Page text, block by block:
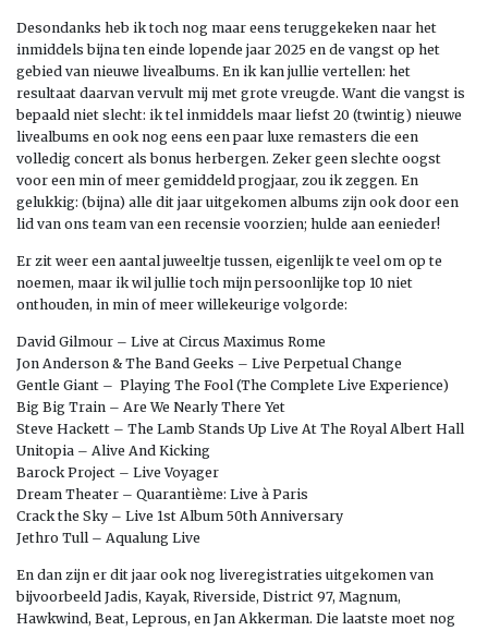
Desondanks heb ik toch nog maar eens teruggekeken naar het
inmiddels bijna ten einde lopende jaar 2025 en de vangst op het
gebied van nieuwe livealbums. En ik kan jullie vertellen: het
resultaat daarvan vervult mij met grote vreugde. Want die vangst is
bepaald niet slecht: ik tel inmiddels maar liefst 20 (twintig) nieuwe
livealbums en ook nog eens een paar luxe remasters die een
volledig concert als bonus herbergen. Zeker geen slechte oogst
voor een min of meer gemiddeld progjaar, zou ik zeggen. En
gelukkig: (bijna) alle dit jaar uitgekomen albums zijn ook door een
lid van ons team van een recensie voorzien; hulde aan eenieder!
Er zit weer een aantal juweeltje tussen, eigenlijk te veel om op te
noemen, maar ik wil jullie toch mijn persoonlijke top 10 niet
onthouden, in min of meer willekeurige volgorde:
David Gilmour – Live at Circus Maximus Rome
Jon Anderson & The Band Geeks – Live Perpetual Change
Gentle Giant – Playing The Fool (The Complete Live Experience)
Big Big Train – Are We Nearly There Yet
Steve Hackett – The Lamb Stands Up Live At The Royal Albert Hall
Unitopia – Alive And Kicking
Barock Project – Live Voyager
Dream Theater – Quarantième: Live à Paris
Crack the Sky – Live 1st Album 50th Anniversary
Jethro Tull – Aqualung Live
En dan zijn er dit jaar ook nog liveregistraties uitgekomen van
bijvoorbeeld Jadis, Kayak, Riverside, District 97, Magnum,
Hawkwind, Beat, Leprous, en Jan Akkerman. Die laatste moet nog